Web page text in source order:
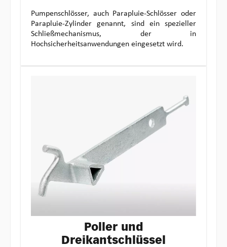
Pumpenschlösser, auch Parapluie-Schlösser oder
Parapluie-Zylinder genannt, sind ein spezieller
Schließmechanismus, der in
Hochsicherheitsanwendungen eingesetzt wird.
Poller und
Dreikantschlüssel